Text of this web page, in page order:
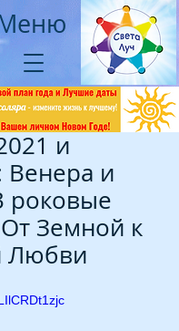
и
Венера и
роковые
Земной к
Любви